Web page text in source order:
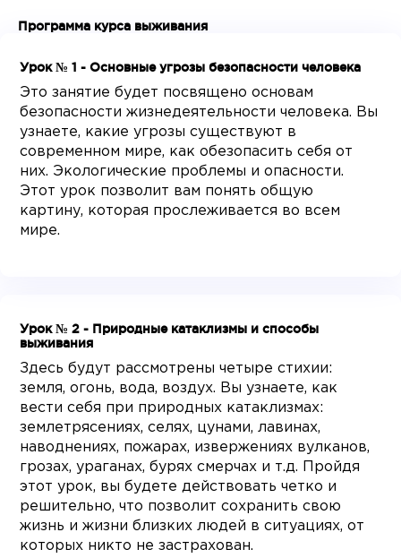
Программа курса выживания
Урок № 1 - Основные угрозы безопасности человека
Это занятие будет посвящено основам
безопасности жизнедеятельности человека. Вы
узнаете, какие угрозы существуют в
современном мире, как обезопасить себя от
них. Экологические проблемы и опасности.
Этот урок позволит вам понять общую
картину, которая прослеживается во всем
мире.
Урок № 2 - Природные катаклизмы и способы
выживания
Здесь будут рассмотрены четыре стихии:
земля, огонь, вода, воздух. Вы узнаете, как
вести себя при природных катаклизмах:
землетрясениях, селях, цунами, лавинах,
наводнениях, пожарах, извержениях вулканов,
грозах, ураганах, бурях смерчах и т.д. Пройдя
этот урок, вы будете действовать четко и
решительно, что позволит сохранить свою
жизнь и жизни близких людей в ситуациях, от
которых никто не застрахован.